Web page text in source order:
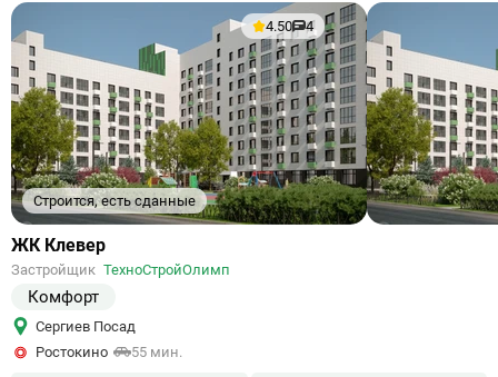
Строится, есть сданные
4.50 4
Ссылка
объект
ЖК Клевер
Застройщик ТехноСтройОлимп
Комфорт
Сергиев Посад
Ростокино
55 мин.